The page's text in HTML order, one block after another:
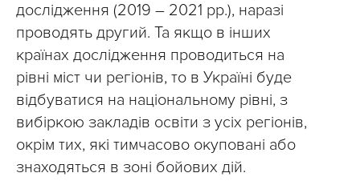
дослідження (2019 – 2021 рр.), наразі
проводять другий. Та якщо в інших
країнах дослідження проводиться на
рівні міст чи регіонів, то в Україні буде
відбуватися на національному рівні, з
вибіркою закладів освіти з усіх регіонів,
окрім тих, які тимчасово окуповані або
знаходяться в зоні бойових дій.